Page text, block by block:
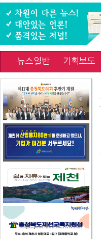
뉴스일반 기획보도